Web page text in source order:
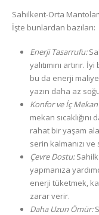
Sahilkent-Orta
İşte bunlardan bazıları:
Enerji Tasarrufu:
yalıtımını artırır.
bu da enerji
yazın daha az
Konfor ve İç Mekan
mekan
rahat bir yaşam
serin kalmanızı ve
Çevre Dostu:
yapmanıza
enerji tüketmek,
zarar verir.
Daha Uzun Ömür: